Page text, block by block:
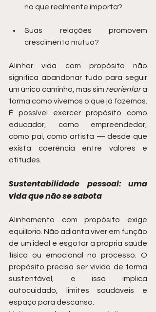
no que realmente importa?
Suas relações promovem
crescimento mútuo?
Alinhar vida com propósito não
significa abandonar tudo para seguir
um único caminho, mas sim reorientar a
forma como vivemos o que já fazemos.
É possível exercer propósito como
educador, como empreendedor,
como pai, como artista — desde que
exista coerência entre valores e
atitudes.
Sustentabilidade pessoal: uma
vida que não se sabota
Alinhamento com propósito exige
equilíbrio. Não adianta viver em função
de um ideal e esgotar a própria saúde
física ou emocional no processo. O
propósito precisa ser vivido de forma
sustentável, e isso implica
autocuidado, limites saudáveis e
espaço para descanso.